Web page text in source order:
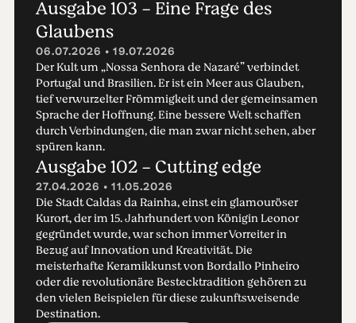
Ausgabe 103 - Eine Frage des
Glaubens
06.07.2026 • 19.07.2026
Der Kult um „Nossa Senhora de Nazaré” verbindet
Portugal und Brasilien. Er ist ein Meer aus Glauben,
tief verwurzelter Frömmigkeit und der gemeinsamen
Sprache der Hoffnung. Eine bessere Welt schaffen
durch Verbindungen, die man zwar nicht sehen, aber
spüren kann.
Ausgabe 102 - Cutting edge
27.04.2026 • 11.05.2026
Die Stadt Caldas da Rainha, einst ein glamouröser
Kurort, der im 15. Jahrhundert von Königin Leonor
gegründet wurde, war schon immer Vorreiter in
Bezug auf Innovation und Kreativität. Die
meisterhafte Keramikkunst von Bordallo Pinheiro
oder die revolutionäre Bestecktradition gehören zu
den vielen Beispielen für diese zukunftsweisende
Destination.